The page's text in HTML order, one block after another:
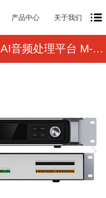
产品中心 关于我们
东微TENDZONE 开放式AI音频处理平台 M-7216